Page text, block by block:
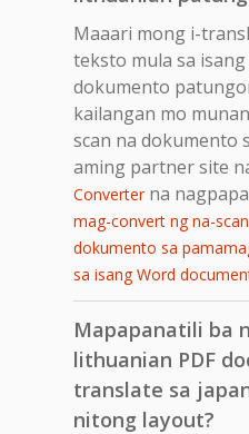
Maaari mong i-
teksto mula sa
dokumento
kailangan mo
scan na dokumento
aming partner site
Converterna
mag-convert ng na-
dokumento sa
sa isang Word
Mapapanatili ba
lithuanian PDF
translate sa
nitong layout?